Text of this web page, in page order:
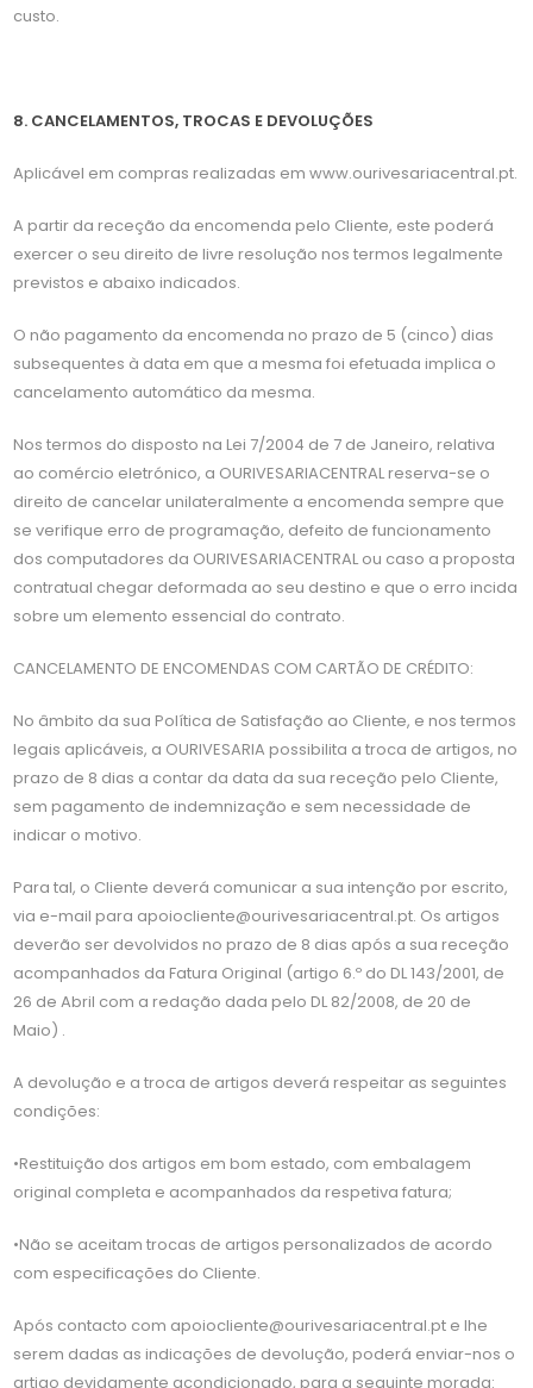
custo.
8. CANCELAMENTOS, TROCAS E DEVOLUÇÕES
Aplicável em compras realizadas em www.ourivesariacentral.pt.
A partir da receção da encomenda pelo Cliente, este poderá
exercer o seu direito de livre resolução nos termos legalmente
previstos e abaixo indicados.
O não pagamento da encomenda no prazo de 5 (cinco) dias
subsequentes à data em que a mesma foi efetuada implica o
cancelamento automático da mesma.
Nos termos do disposto na Lei 7/2004 de 7 de Janeiro, relativa
ao comércio eletrónico, a OURIVESARIACENTRAL reserva-se o
direito de cancelar unilateralmente a encomenda sempre que
se verifique erro de programação, defeito de funcionamento
dos computadores da OURIVESARIACENTRAL ou caso a proposta
contratual chegar deformada ao seu destino e que o erro incida
sobre um elemento essencial do contrato.
CANCELAMENTO DE ENCOMENDAS COM CARTÃO DE CRÉDITO:
No âmbito da sua Política de Satisfação ao Cliente, e nos termos
legais aplicáveis, a OURIVESARIA possibilita a troca de artigos, no
prazo de 8 dias a contar da data da sua receção pelo Cliente,
sem pagamento de indemnização e sem necessidade de
indicar o motivo.
Para tal, o Cliente deverá comunicar a sua intenção por escrito,
via e-mail para apoiocliente@ourivesariacentral.pt. Os artigos
deverão ser devolvidos no prazo de 8 dias após a sua receção
acompanhados da Fatura Original (artigo 6.º do DL 143/2001, de
26 de Abril com a redação dada pelo DL 82/2008, de 20 de
Maio) .
A devolução e a troca de artigos deverá respeitar as seguintes
condições:
•Restituição dos artigos em bom estado, com embalagem
original completa e acompanhados da respetiva fatura;
•Não se aceitam trocas de artigos personalizados de acordo
com especificações do Cliente.
Após contacto com apoiocliente@ourivesariacentral.pt e lhe
serem dadas as indicações de devolução, poderá enviar-nos o
artigo devidamente acondicionado, para a seguinte morada: